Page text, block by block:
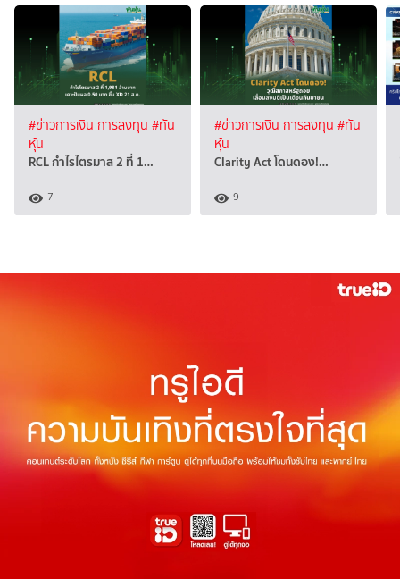
#ข่าวการเงิน การลงทุน #ทัน
หุ้น
RCL กำไรไตรมาส 2 ที่ 1…
7
#ข่าวการเงิน การลงทุน #ทัน
หุ้น
Clarity Act โดนดอง!…
9